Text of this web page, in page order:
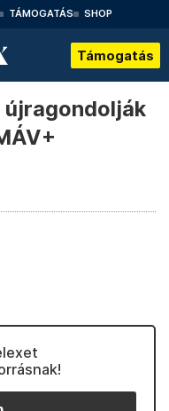
TÁMOGATÁS SHOP
Támogatás